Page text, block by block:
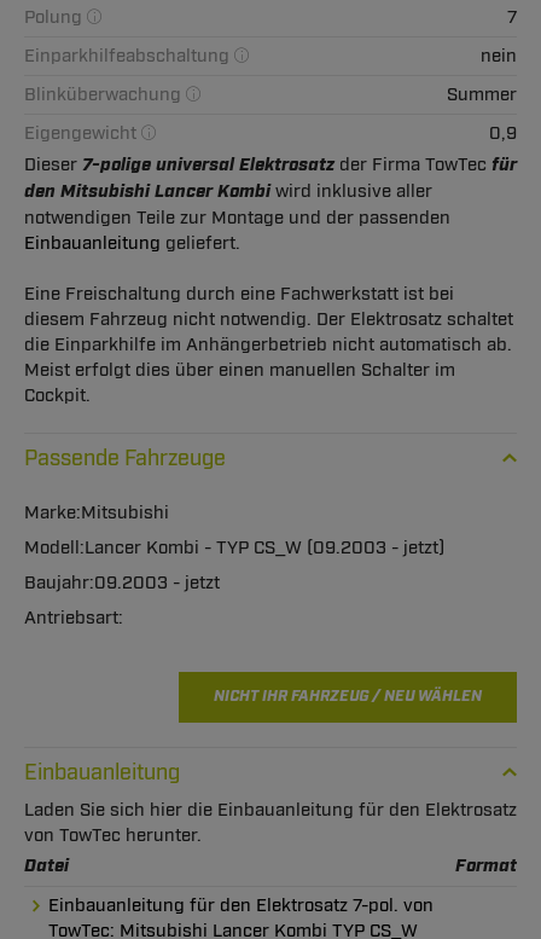
Polung
7
Einparkhilfeabschaltung
nein
Blinküberwachung
Summer
Eigengewicht
0,9
Dieser 7-polige universal Elektrosatz der Firma TowTec für
den Mitsubishi Lancer Kombiwird inklusive aller
notwendigen Teile zur Montage und der passenden
Einbauanleitung geliefert.
Eine Freischaltung durch eine Fachwerkstatt ist bei
diesem Fahrzeug nicht notwendig. Der Elektrosatz schaltet
die Einparkhilfe im Anhängerbetrieb nicht automatisch ab.
Meist erfolgt dies über einen manuellen Schalter im
Cockpit.
Passende Fahrzeuge
Mitsubishi
Lancer Kombi - TYP CS_W (09.2003 - jetzt)
09.2003 - jetzt
NICHT IHR FAHRZEUG / NEU WÄHLEN
Einbauanleitung
Laden Sie sich hier die Einbauanleitung für den Elektrosatz
von TowTec herunter.
Datei Format
Einbauanleitung für den Elektrosatz 7-pol. von
TowTec: Mitsubishi Lancer Kombi TYP CS_W